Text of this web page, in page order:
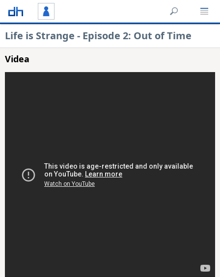
Life is Strange - Episode 2: Out of Time
Videa